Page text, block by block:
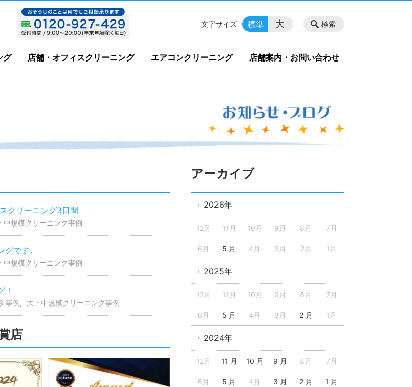
グ 店舗・オフィスクリーニング エアコンクリーニング 店舗案内・お問い合わせ
検索
文字サイズ 標準 大
クリーニング3日間
中規模クリーニング事例
です。
中規模クリーニング事例
事例 大・中規模クリーニング事例
店
アーカイブ
2026年
12月 11月 10月 9月 8月 7月
6月 5 月 4月 3月 2月 1月
2025年
12月 11月 10月 9月 8月 7月
6月 5 月 4月 3月 2 月 1月
2024年
12月 11 月 10 月 9 月 8月 7月
6月 5 月 4月 3 月 2 月 1 月